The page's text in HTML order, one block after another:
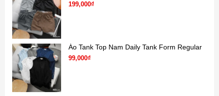
199,000₫
Áo Tank Top Nam Daily Tank Form Regular
99,000₫